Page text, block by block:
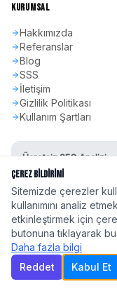
KURUMSAL
Hakkımızda
Referanslar
Blog
SSS
İletişim
Gizlilik Politikası
Kullanım Şartları
Ücretsiz SEO Analizi
Sitenizin SEO skorunu
©2026seoadspro.com -
Çerez Bildirimi
Sitemizde çerezler
kullanımını analiz
etkinleştirmek için
butonuna tıklayarak bu
Daha fazla bilgi
Reddet
Kabul Et